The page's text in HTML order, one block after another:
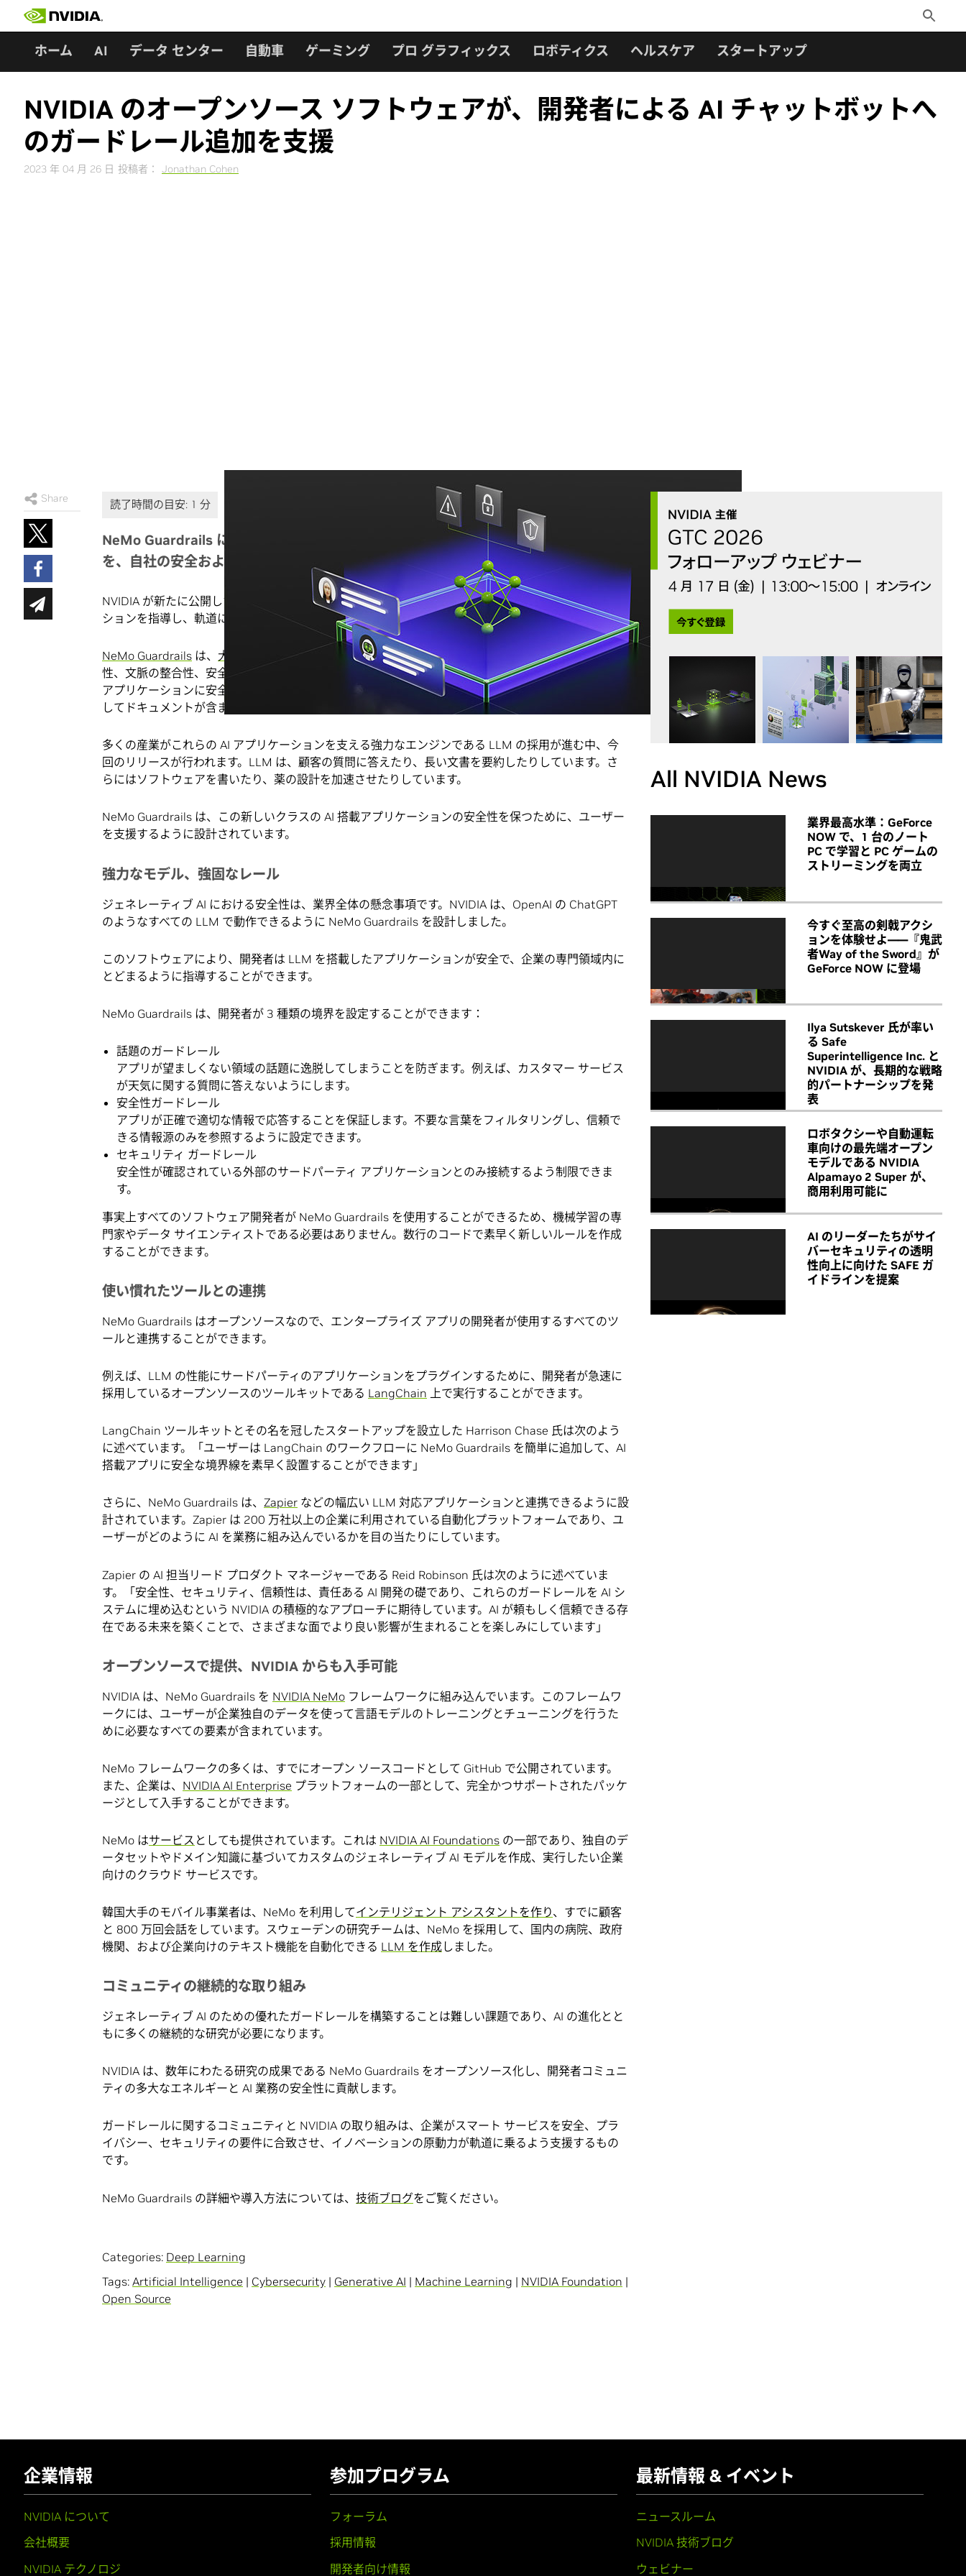
Toggle
Search
ホーム AI データ センター 自動車 ゲーミング プロ グラフィックス ロボティクス ヘルスケア スタートアップ
NVIDIA のオープンソース ソフトウェアが、開発者による AI チャットボットへ
のガードレール追加を支援
2023 年 04 月 26 日 投稿者： Jonathan Cohen
Share
NeMo Guardrails により、企業は大規模言語モデルで構築されたアプリケーション
を、自社の安全およびセキュリティ要件に沿った形で維持することが可能に
NVIDIA が新たに公開したオープンソース ソフトウェアは、開発者が ジェネレーティブ AIアプリケー
ションを指導し、軌道に乗った優れたテキストの応答を作成するのに役立ちます。
NeMo Guardrails は、 大規模言語モデル(LLM) を搭載したスマート アプリケーションの正確性、適切
性、文脈の整合性、安全性の確保をサポートします。このソフトウェアには、テキストを生成する AI
アプリケーションに安全性を付加するために企業が必要とするすべてのコード、サンプル コード、そ
してドキュメントが含まれています。
多くの産業がこれらの AI アプリケーションを支える強力なエンジンである LLM の採用が進む中、今
回のリリースが行われます。LLM は、顧客の質問に答えたり、長い文書を要約したりしています。さ
らにはソフトウェアを書いたり、薬の設計を加速させたりしています。
NeMo Guardrails は、この新しいクラスの AI 搭載アプリケーションの安全性を保つために、ユーザー
を支援するように設計されています。
強力なモデル、強固なレール
ジェネレーティブ AI における安全性は、業界全体の懸念事項です。NVIDIA は、OpenAI の ChatGPT
のようなすべての LLM で動作できるように NeMo Guardrails を設計しました。
このソフトウェアにより、開発者は LLM を搭載したアプリケーションが安全で、企業の専門領域内に
とどまるように指導することができます。
NeMo Guardrails は、開発者が 3 種類の境界を設定することができます：
話題のガードレール
アプリが望ましくない領域の話題に逸脱してしまうことを防ぎます。例えば、カスタマー サービス
が天気に関する質問に答えないようにします。
安全性ガードレール
アプリが正確で適切な情報で応答することを保証します。不要な言葉をフィルタリングし、信頼で
きる情報源のみを参照するように設定できます。
セキュリティ ガードレール
安全性が確認されている外部のサードパーティ アプリケーションとのみ接続するよう制限できま
す。
事実上すべてのソフトウェア開発者が NeMo Guardrails を使用することができるため、機械学習の専
門家やデータ サイエンティストである必要はありません。数行のコードで素早く新しいルールを作成
することができます。
使い慣れたツールとの連携
NeMo Guardrails はオープンソースなので、エンタープライズ アプリの開発者が使用するすべてのツ
ールと連携することができます。
例えば、LLM の性能にサードパーティのアプリケーションをプラグインするために、開発者が急速に
採用しているオープンソースのツールキットである LangChain 上で実行することができます。
LangChain ツールキットとその名を冠したスタートアップを設立した Harrison Chase 氏は次のよう
に述べています。「ユーザーは LangChain のワークフローに NeMo Guardrails を簡単に追加して、AI
搭載アプリに安全な境界線を素早く設置することができます」
さらに、NeMo Guardrails は、 Zapier などの幅広い LLM 対応アプリケーションと連携できるように設
計されています。Zapier は 200 万社以上の企業に利用されている自動化プラットフォームであり、ユ
ーザーがどのように AI を業務に組み込んでいるかを目の当たりにしています。
Zapier の AI 担当リード プロダクト マネージャーである Reid Robinson 氏は次のように述べていま
す。「安全性、セキュリティ、信頼性は、責任ある AI 開発の礎であり、これらのガードレールを AI シ
ステムに埋め込むという NVIDIA の積極的なアプローチに期待しています。AI が頼もしく信頼できる存
在である未来を築くことで、さまざまな面でより良い影響が生まれることを楽しみにしています」
オープンソースで提供、NVIDIA からも入手可能
NVIDIA は、NeMo Guardrails を NVIDIA NeMo フレームワークに組み込んでいます。このフレームワ
ークには、ユーザーが企業独自のデータを使って言語モデルのトレーニングとチューニングを行うた
めに必要なすべての要素が含まれています。
NeMo フレームワークの多くは、すでにオープン ソースコードとして GitHub で公開されています。
また、企業は、 NVIDIA AI Enterprise プラットフォームの一部として、完全かつサポートされたパッケ
ージとして入手することができます。
NeMo はサービス としても提供されています。これは NVIDIA AI Foundations の一部であり、独自のデ
ータセットやドメイン知識に基づいてカスタムのジェネレーティブ AI モデルを作成、実行したい企業
向けのクラウド サービスです。
韓国大手のモバイル事業者は、NeMo を利用してインテリジェント アシスタントを作り、すでに顧客
と 800 万回会話をしています。スウェーデンの研究チームは、NeMo を採用して、国内の病院、政府
機関、および企業向けのテキスト機能を自動化できる LLM を作成しました。
コミュニティの継続的な取り組み
ジェネレーティブ AI のための優れたガードレールを構築することは難しい課題であり、AI の進化とと
もに多くの継続的な研究が必要になります。
NVIDIA は、数年にわたる研究の成果である NeMo Guardrails をオープンソース化し、開発者コミュニ
ティの多大なエネルギーと AI 業務の安全性に貢献します。
ガードレールに関するコミュニティと NVIDIA の取り組みは、企業がスマート サービスを安全、プラ
イバシー、セキュリティの要件に合致させ、イノベーションの原動力が軌道に乗るよう支援するもの
です。
NeMo Guardrails の詳細や導入方法については、 技術ブログをご覧ください。
Categories: Deep Learning
Tags: Artificial Intelligence | Cybersecurity | Generative AI | Machine Learning | NVIDIA Foundation |
Open Source
All NVIDIA News
業界最高水準：GeForce
NOW で、1 台のノート
PC で学習と PC ゲームの
ストリーミングを両立
今すぐ至高の剣戟アクシ
ョンを体験せよ――『鬼武
者Way of the Sword』が
GeForce NOW に登場
Ilya Sutskever 氏が率い
る Safe
Superintelligence Inc. と
NVIDIA が、長期的な戦略
的パートナーシップを発
表
ロボタクシーや自動運転
車向けの最先端オープン
モデルである NVIDIA
Alpamayo 2 Super が、
商用利用可能に
AI のリーダーたちがサイ
バーセキュリティの透明
性向上に向けた SAFE ガ
イドラインを提案
企業情報
NVIDIA について
会社概要
NVIDIA テクノロジ
参加プログラム
フォーラム
採用情報
開発者向け情報
最新情報 & イベント
ニュースルーム
NVIDIA 技術ブログ
ウェビナー